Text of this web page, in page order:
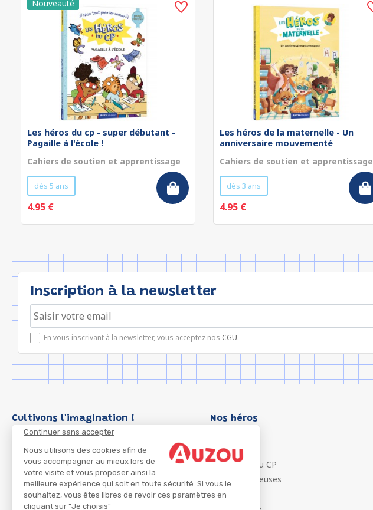
Continuer sans accepter
Nous utilisons des cookies afin de
vous accompagner au mieux lors de
votre visite et vous proposer ainsi la
meilleure expérience qui soit en toute sécurité. Si vous le
souhaitez, vous êtes libres de revoir ces paramètres en
cliquant sur "Je choisis"
Les héros du cp - super débutant -
Pagaille à l'école !
Cahiers de soutien et apprentissage
dès 5 ans
4.95 €
Les héros de la maternelle - Un
anniversaire mouvementé
Cahiers de soutien et apprentissage
dès 3 ans
4.95 €
Inscription à la newsletter
En vous inscrivant à la newsletter, vous acceptez nos CGU.
Cultivons l'imagination ! Nos héros
P'tit Loup
Les Héros du CP
Les Influenceuses
Migali